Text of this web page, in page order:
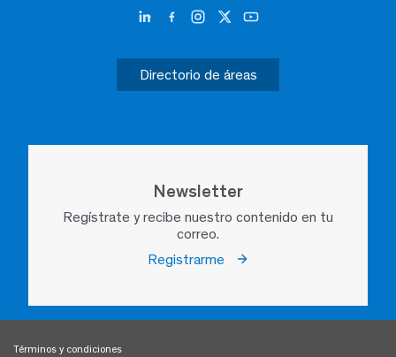
Directorio de áreas
Newsletter
Regístrate y recibe nuestro contenido en tu
correo.
Registrarme
Términos y condiciones